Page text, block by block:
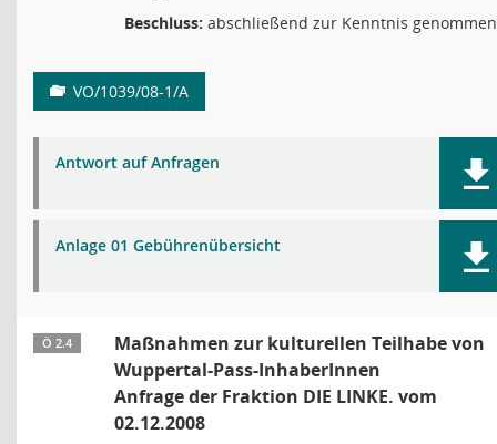
Beschluss: abschließend zur Kenntnis genommen
VO/1039/08-1/A
Antwort auf Anfragen
Anlage 01 Gebührenübersicht
Ö 2.4
Maßnahmen zur kulturellen Teilhabe von
Wuppertal-Pass-InhaberInnen
Anfrage der Fraktion DIE LINKE. vom
02.12.2008